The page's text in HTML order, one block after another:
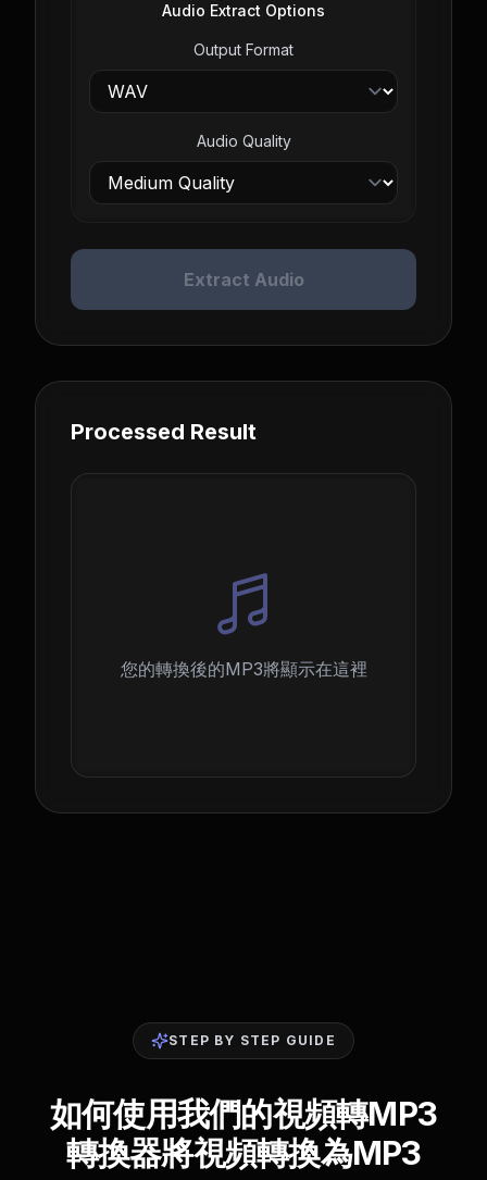
Audio Extract Options
Output Format
Audio Quality
Extract Audio
Processed Result
您的轉換後的MP3將顯示在這裡
STEP BY STEP GUIDE
如何使用我們的視頻轉MP3
轉換器將視頻轉換為MP3